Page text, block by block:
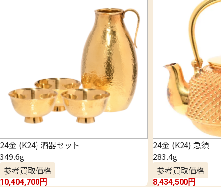
24金 (K24) 酒器セット
349.6g
参考買取価格
10,404,700円
24金 (K24) 急須
283.4g
参考買取価格
8,434,500円